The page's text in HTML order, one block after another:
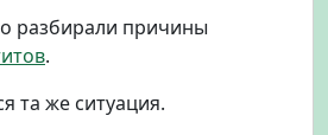
разбирали причины
.
та же ситуация.